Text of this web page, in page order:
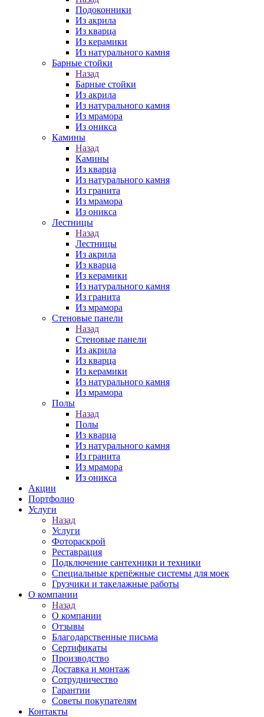
Подоконники
Из акрила
Из кварца
Из керамики
Из натурального камня
Барные стойки
Назад
Барные стойки
Из акрила
Из натурального камня
Из мрамора
Из оникса
Камины
Назад
Камины
Из кварца
Из натурального камня
Из гранита
Из мрамора
Из оникса
Лестницы
Назад
Лестницы
Из акрила
Из кварца
Из керамики
Из натурального камня
Из гранита
Из мрамора
Стеновые панели
Назад
Стеновые панели
Из акрила
Из кварца
Из керамики
Из натурального камня
Из мрамора
Полы
Назад
Полы
Из кварца
Из натурального камня
Из гранита
Из мрамора
Из оникса
Акции
Портфолио
Услуги
Назад
Услуги
Фотораскрой
Реставрация
Подключение сантехники и техники
Специальные крепёжные системы для моек
Грузчики и такелажные работы
О компании
Назад
О компании
Отзывы
Благодарственные письма
Сертификаты
Производство
Доставка и монтаж
Сотрудничество
Гарантии
Советы покупателям
Контакты